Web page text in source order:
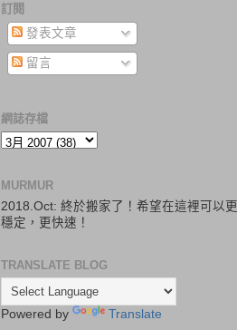
訂閱
發表文章
留言
網誌存檔
MURMUR
2018.Oct: 終於搬家了！希望在這裡可以更
穩定，更快速！
TRANSLATE BLOG
Powered by Translate